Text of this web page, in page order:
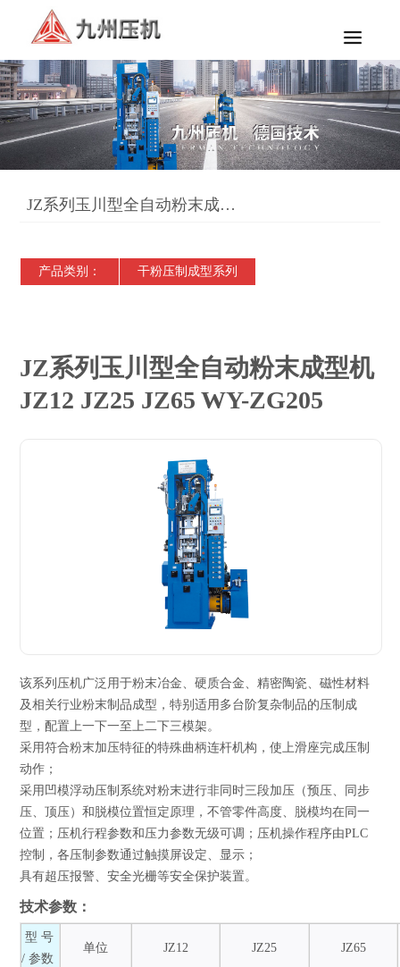
JZ系列玉川型全自动粉末成型机JZ12 JZ25 JZ65 WY-ZG205
产品类别： 干粉压制成型系列
JZ系列玉川型全自动粉末成型机
JZ12 JZ25 JZ65 WY-ZG205
该系列压机广泛用于粉末冶金、硬质合金、精密陶瓷、磁性材料
及相关行业粉末制品成型，特别适用多台阶复杂制品的压制成
型，配置上一下一至上二下三模架。
采用符合粉末加压特征的特殊曲柄连杆机构，使上滑座完成压制
动作；
采用凹模浮动压制系统对粉末进行非同时三段加压（预压、同步
压、顶压）和脱模位置恒定原理，不管零件高度、脱模均在同一
位置；压机行程参数和压力参数无级可调；压机操作程序由PLC
控制，各压制参数通过触摸屏设定、显示；
具有超压报警、安全光栅等安全保护装置。
技术参数：
型 号
/ 参数
单位 JZ12 JZ25 JZ65